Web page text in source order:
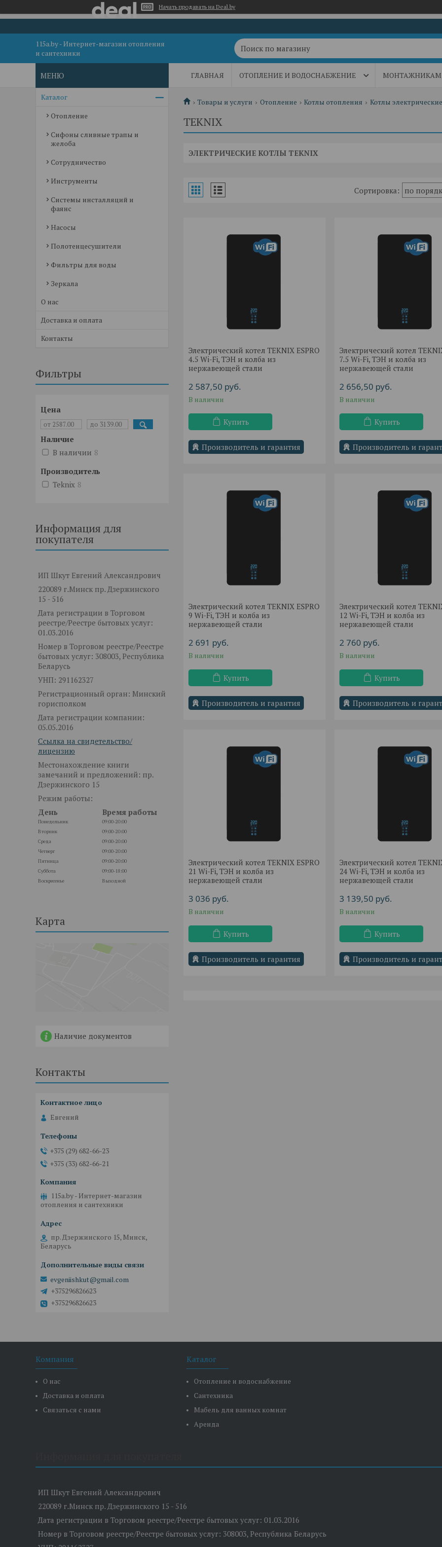
Начать продавать на Deal.by
115a.by - Интернет-магазин отопления
и сантехники
ГЛАВНАЯ ОТОПЛЕНИЕ И ВОДОСНАБЖЕНИЕ МОНТАЖНИКАМ
Товары и услуги Отопление Котлы отопления Котлы электрические
TEKNIX
ЭЛЕКТРИЧЕСКИЕ КОТЛЫ TEKNIX
Электрический котел TEKNIX ESPRO
4.5 Wi-Fi, ТЭН и колба из
нержавеющей стали
2 587,50 руб.
В наличии
Купить
Производитель и гарантия
Электрический котел
7.5 Wi-Fi, ТЭН и колба из
нержавеющей стали
2 656,50 руб.
В наличии
Купить
Производитель и
Электрический котел TEKNIX ESPRO
9 Wi-Fi, ТЭН и колба из
нержавеющей стали
2 691 руб.
В наличии
Купить
Производитель и гарантия
Электрический котел
12 Wi-Fi, ТЭН и колба из
нержавеющей стали
2 760 руб.
В наличии
Купить
Производитель и
Электрический котел TEKNIX ESPRO
21 Wi-Fi, ТЭН и колба из
нержавеющей стали
3 036 руб.
В наличии
Купить
Производитель и гарантия
Электрический котел
24 Wi-Fi, ТЭН и колба из
нержавеющей стали
3 139,50 руб.
В наличии
Купить
Производитель и
Каталог
Отопление
Сифоны сливные трапы и
желоба
Сотрудничество
Инструменты
Системы инсталляций и
фаянс
Насосы
Полотенцесушители
Фильтры для воды
Зеркала
О нас
Доставка и оплата
Контакты
Фильтры
Цена
Наличие
В наличии 8
Производитель
Teknix 8
Информация для
покупателя
ИП Шкут Евгений Александрович
220089 г.Минск пр. Дзержинского
15 - 516
Дата регистрации в Торговом
реестре/Реестре бытовых услуг:
01.03.2016
Номер в Торговом реестре/Реестре
бытовых услуг: 308003, Республика
Беларусь
УНП: 291162327
Регистрационный орган: Минский
горисполком
Дата регистрации компании:
05.05.2016
Ссылка на свидетельство/
лицензию
Местонахождение книги
замечаний и предложений: пр.
Дзержинского 15
Режим работы:
День
Время работы
Понедельник
09:00-20:00
Вторник
09:00-20:00
Среда
09:00-20:00
Четверг
09:00-20:00
Пятница
09:00-20:00
Суббота
09:00-18:00
Воскресенье
Выходной
Карта
Наличие документов
Контакты
Евгений
+375 (29) 682-66-23
+375 (33) 682-66-21
115a.by - Интернет-магазин
отопления и сантехники
пр. Дзержинского 15, Минск,
Беларусь
evgeniishkut@gmail.com
+375296826623
+375296826623
Компания
О нас
Доставка и оплата
Связаться с нами
Каталог
Отопление и водоснабжение
Сантехника
Мабель для ванных комнат
Аренда
ИП Шкут Евгений Александрович
220089 г.Минск пр. Дзержинского 15 - 516
Дата регистрации в Торговом реестре/Реестре бытовых услуг: 01.03.2016
Номер в Торговом реестре/Реестре бытовых услуг: 308003, Республика Беларусь